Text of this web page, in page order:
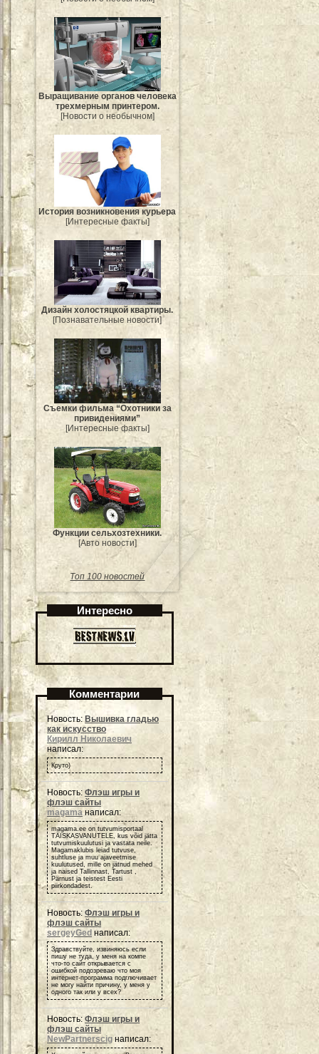
Выращивание органов человека
трехмерным принтером.
[Новости о необычном]
История возникновения курьера
[Интересные факты]
Дизайн холостяцкой квартиры.
[Познавательные новости]
Съемки фильма “Охотники за
привидениями”
[Интересные факты]
Функции сельхозтехники.
[Авто новости]
Топ 100 новостей
Интересно
Комментарии
Новость:Вышивка гладью
как искусство
Кирилл Николаевич
написал:
Круто)
Новость: Флэш игры и
флэш сайты
magama написал:
magama.ee on tutvumisportaal
TÄISKASVANUTELE, kus võid jätta
tutvumiskuulutusi ja vastata neile.
Magamaklubis leiad tutvuse,
suhtluse ja muu ajaveetmise
kuulutused, mille on jätnud mehed
ja naised Tallinnast, Tartust ,
Pärnust ja teistest Eesti
piirkondadest.
Новость: Флэш игры и
флэш сайты
sergeyGed написал:
Здравствуйте, извиняюсь если
пишу не туда, у меня на компе
что-то сайт открывается с
ошибкой подозреваю что моя
интернет-программа подглючивает
не могу найти причину, у меня у
одного так или у всех?
Новость: Флэш игры и
флэш сайты
NewPartnerscigнаписал: